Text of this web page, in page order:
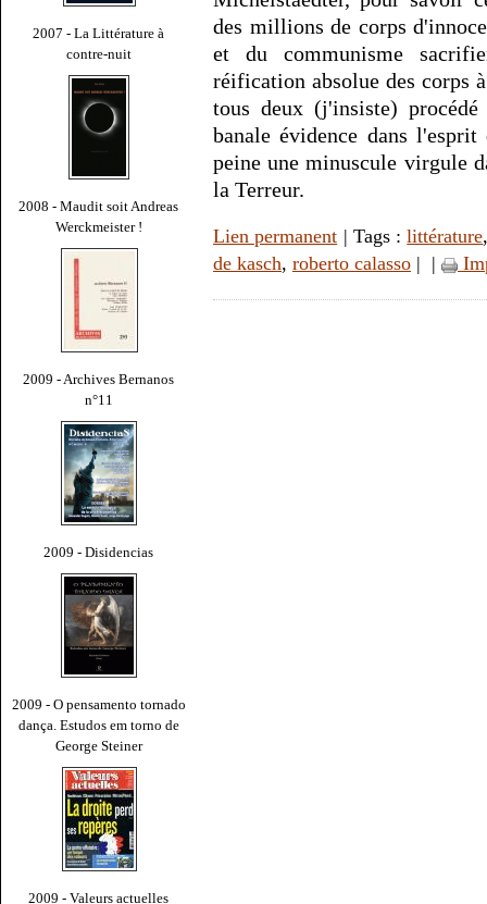
2007 - La Littérature à
contre-nuit
2008 - Maudit soit Andreas
Werckmeister !
2009 - Archives Bernanos
n°11
2009 - Disidencias
2009 - O pensamento tornado
dança. Estudos em torno de
George Steiner
2009 - Valeurs actuelles
des millions de corps
et du communisme
réification absolue des corps
tous deux (j'insiste)
banale évidence dans
peine une minuscule virgule
la Terreur.
Lien permanent | Tags :littérature
de kasch, roberto calasso | |